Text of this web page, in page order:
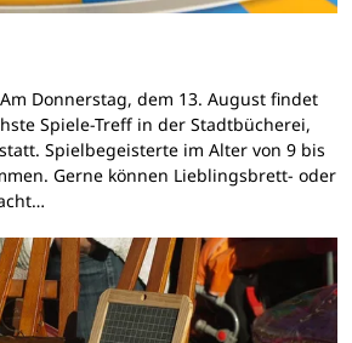
Donnerstag, dem 13. August findet
Spiele-Treff in der Stadtbücherei,
Spielbegeisterte im Alter von 9 bis
Gerne können Lieblingsbrett- oder